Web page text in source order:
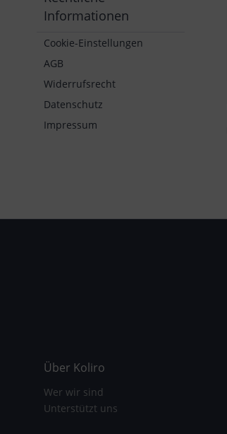
Informationen
Cookie-Einstellungen
AGB
Widerrufsrecht
Datenschutz
Impressum
Über Koliro
Wer wir sind
Unterstützt uns